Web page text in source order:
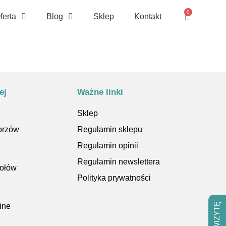
Blog Sklep Kontakt
0
Ważne linki
Sklep
Regulamin sklepu
Regulamin opinii
Regulamin newslettera
Polityka prywatności